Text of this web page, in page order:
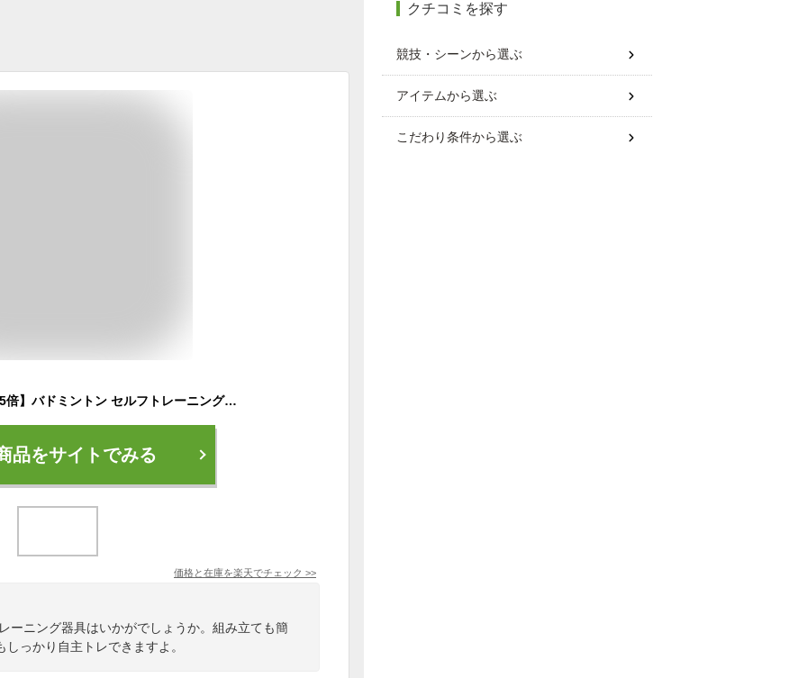
お買い物マラソン【P5倍】バドミントン セルフトレーニング器具 練習器具 バドミントン練習用 初心者 セット ラケット 簡単組み立て 持ち運びしやすい 一人用 子供 大人 自動戻り 屋内 屋外スポーツ用 安定性
品をサイトでみる
価格と在庫を楽天でチェック >>
ーニング器具はいかがでしょうか。組み立ても簡
っかり自主トレできますよ。
クチコミを探す
競技・シーンから選ぶ
アイテムから選ぶ
こだわり条件から選ぶ